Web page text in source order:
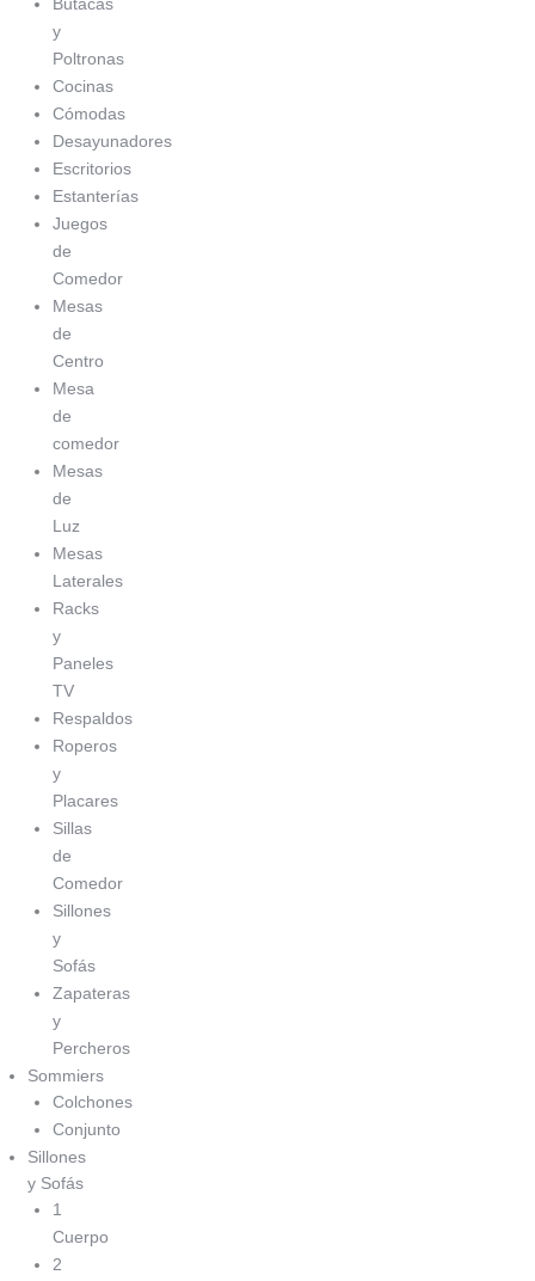
Butacas
y
Poltronas
Cocinas
Cómodas
Desayunadores
Escritorios
Estanterías
Juegos
de
Comedor
Mesas
de
Centro
Mesa
de
comedor
Mesas
de
Luz
Mesas
Laterales
Racks
y
Paneles
TV
Respaldos
Roperos
y
Placares
Sillas
de
Comedor
Sillones
y
Sofás
Zapateras
y
Percheros
Sommiers
Colchones
Conjunto
Sillones
y Sofás
1
Cuerpo
2